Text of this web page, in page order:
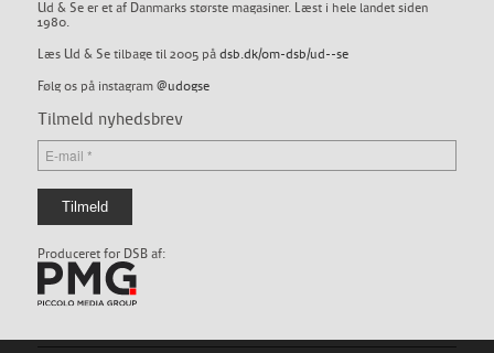
Ud & Se er et af Danmarks største magasiner. Læst i hele landet siden
1980.
Læs Ud & Se tilbage til 2005 på dsb.dk/om-dsb/ud--se
Følg os på instagram @udogse
Tilmeld nyhedsbrev
Produceret for DSB af: